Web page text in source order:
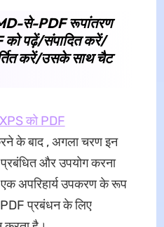
से-PDF रूपांतरण
को पढ़ें/संपादित करें/
करें/उसके साथ चैट
को PDF
के बाद , अगला चरण इन
और उपयोग करना
अपरिहार्य उपकरण के रूप
प्रबंधन के लिए